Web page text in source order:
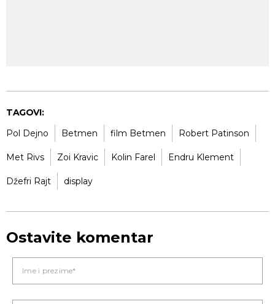
TAGOVI:
Pol Dejno
Betmen film Betmen Robert Patinson
Met Rivs Zoi Kravic Kolin Farel Endru Klement
Džefri Rajt display
Ostavite komentar